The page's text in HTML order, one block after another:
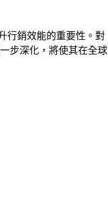
行銷效能的重要性。對
步深化，將使其在全球